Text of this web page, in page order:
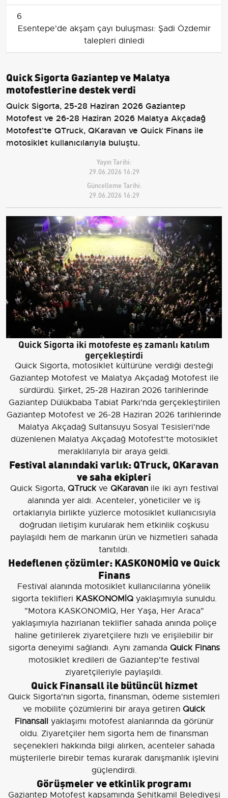
fırsatı sunuyor
6
Esentepe'de akşam çayı buluşması: Şadi Özdemir
talepleri dinledi
Quick Sigorta Gaziantep ve Malatya
motofestlerine destek verdi
Quick Sigorta, 25-28 Haziran 2026 Gaziantep
Motofest ve 26-28 Haziran 2026 Malatya Akçadağ
Motofest'te QTruck, QKaravan ve Quick Finans ile
motosiklet kullanıcılarıyla buluştu.
Yayın Tarihi:
29.06.2026 16:29
Güncelleme Tarihi:
29.06.2026 16:29
Quick Sigorta iki motofeste eş zamanlı katılım
gerçekleştirdi
Quick Sigorta, motosiklet kültürüne verdiği desteği
Gaziantep Motofest ve Malatya Akçadağ Motofest ile
sürdürdü. Şirket, 25-28 Haziran 2026 tarihlerinde
Gaziantep Dülükbaba Tabiat Parkı'nda gerçekleştirilen
Gaziantep Motofest ve 26-28 Haziran 2026 tarihlerinde
Malatya Akçadağ Sultansuyu Sosyal Tesisleri'nde
düzenlenen Malatya Akçadağ Motofest'te motosiklet
meraklılarıyla bir araya geldi.
Festival alanındaki varlık: QTruck, QKaravan
ve saha ekipleri
Quick Sigorta, QTruckve QKaravanile iki ayrı festival
alanında yer aldı. Acenteler, yöneticiler ve iş
ortaklarıyla birlikte yüzlerce motosiklet kullanıcısıyla
doğrudan iletişim kurularak hem etkinlik coşkusu
paylaşıldı hem de markanın ürün ve hizmetleri sahada
tanıtıldı.
Hedeflenen çözümler: KASKONOMİQ ve Quick
Finans
Festival alanında motosiklet kullanıcılarına yönelik
sigorta teklifleri KASKONOMİQyaklaşımıyla sunuldu.
"Motora KASKONOMİQ, Her Yaşa, Her Araca"
yaklaşımıyla hazırlanan teklifler sahada anında poliçe
haline getirilerek ziyaretçilere hızlı ve erişilebilir bir
sigorta deneyimi sağlandı. Aynı zamanda Quick Finans
motosiklet kredileri de Gaziantep'te festival
ziyaretçileriyle paylaşıldı.
Quick Finansall ile bütüncül hizmet
Quick Sigorta'nın sigorta, finansman, ödeme sistemleri
ve mobilite çözümlerini bir araya getiren Quick
Finansall yaklaşımı motofest alanlarında da görünür
oldu. Ziyaretçiler hem sigorta hem de finansman
seçenekleri hakkında bilgi alırken, acenteler sahada
müşterilerle birebir temas kurarak danışmanlık işlevini
güçlendirdi.
Görüşmeler ve etkinlik programı
Gaziantep Motofest kapsamında Şehitkamil Belediyesi